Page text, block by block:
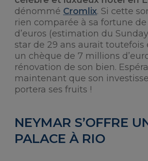
dénommé Cromlix. Si cette
rien comparée à sa fortune
d’euros (estimation du
star de 29 ans aurait toutefois
un chèque de 7 millions
rénovation de son bien.
maintenant que son
portera ses fruits !
NEYMAR S’OFFRE
PALACE À RIO